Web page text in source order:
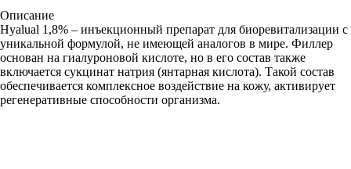
Описание
Hyalual 1,8% – инъекционный препарат для биоревитализации с
уникальной формулой, не имеющей аналогов в мире. Филлер
основан на гиалуроновой кислоте, но в его состав также
включается сукцинат натрия (янтарная кислота). Такой состав
обеспечивается комплексное воздействие на кожу, активирует
регенеративные способности организма.